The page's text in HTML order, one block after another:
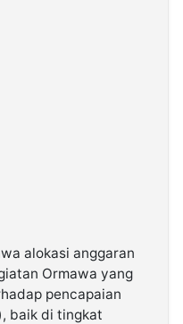
alokasi anggaran
Ormawa yang
pencapaian
baik di tingkat